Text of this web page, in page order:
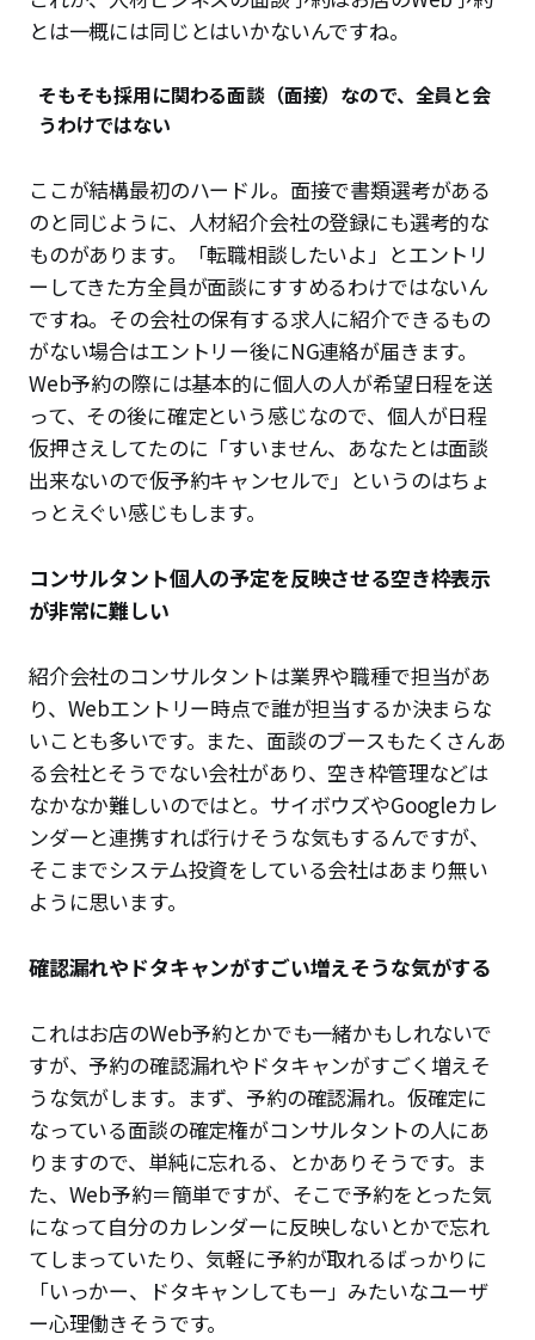
とは一概には同じとはいかないんですね。
そもそも採用に関わる面談（面接）なので、全員と会
うわけではない
ここが結構最初のハードル。面接で書類選考がある
のと同じように、人材紹介会社の登録にも選考的な
ものがあります。「転職相談したいよ」とエントリ
ーしてきた方全員が面談にすすめるわけではないん
ですね。その会社の保有する求人に紹介できるもの
がない場合はエントリー後にNG連絡が届きます。
Web予約の際には基本的に個人の人が希望日程を送
って、その後に確定という感じなので、個人が日程
仮押さえしてたのに「すいません、あなたとは面談
出来ないので仮予約キャンセルで」というのはちょ
っとえぐい感じもします。
コンサルタント個人の予定を反映させる空き枠表示
が非常に難しい
紹介会社のコンサルタントは業界や職種で担当があ
り、Webエントリー時点で誰が担当するか決まらな
いことも多いです。また、面談のブースもたくさんあ
る会社とそうでない会社があり、空き枠管理などは
なかなか難しいのではと。サイボウズやGoogleカレ
ンダーと連携すれば行けそうな気もするんですが、
そこまでシステム投資をしている会社はあまり無い
ように思います。
確認漏れやドタキャンがすごい増えそうな気がする
これはお店のWeb予約とかでも一緒かもしれないで
すが、予約の確認漏れやドタキャンがすごく増えそ
うな気がします。まず、予約の確認漏れ。仮確定に
なっている面談の確定権がコンサルタントの人にあ
りますので、単純に忘れる、とかありそうです。ま
た、Web予約＝簡単ですが、そこで予約をとった気
になって自分のカレンダーに反映しないとかで忘れ
てしまっていたり、気軽に予約が取れるばっかりに
「いっかー、ドタキャンしてもー」みたいなユーザ
ー心理働きそうです。